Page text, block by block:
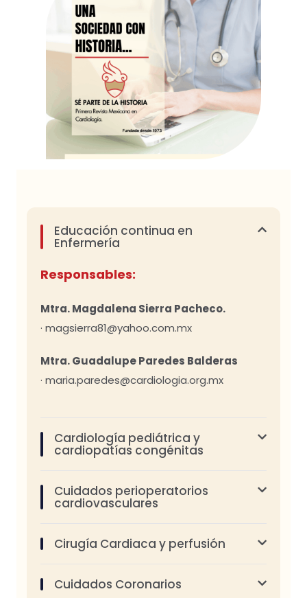
Educación continua en
Enfermería
Responsables:
Mtra. Magdalena Sierra Pacheco.
· magsierra81@yahoo.com.mx
Mtra. Guadalupe Paredes Balderas
· maria.paredes@cardiologia.org.mx
Cardiología pediátrica y
cardiopatías congénitas
Cuidados perioperatorios
cardiovasculares
Cirugía Cardiaca y perfusión
Cuidados Coronarios